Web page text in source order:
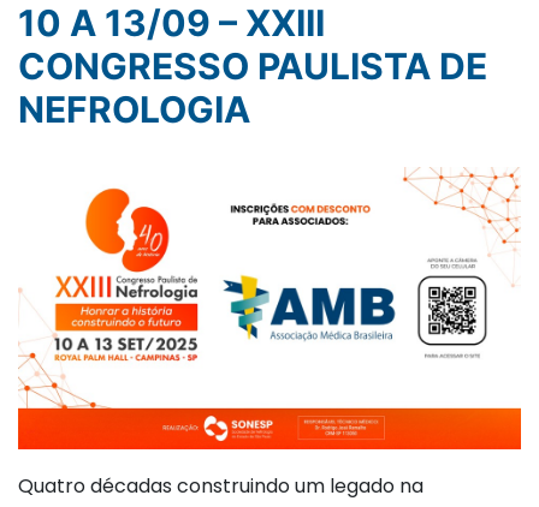
10 A 13/09 – XXIII
CONGRESSO PAULISTA DE
NEFROLOGIA
Quatro décadas construindo um legado na